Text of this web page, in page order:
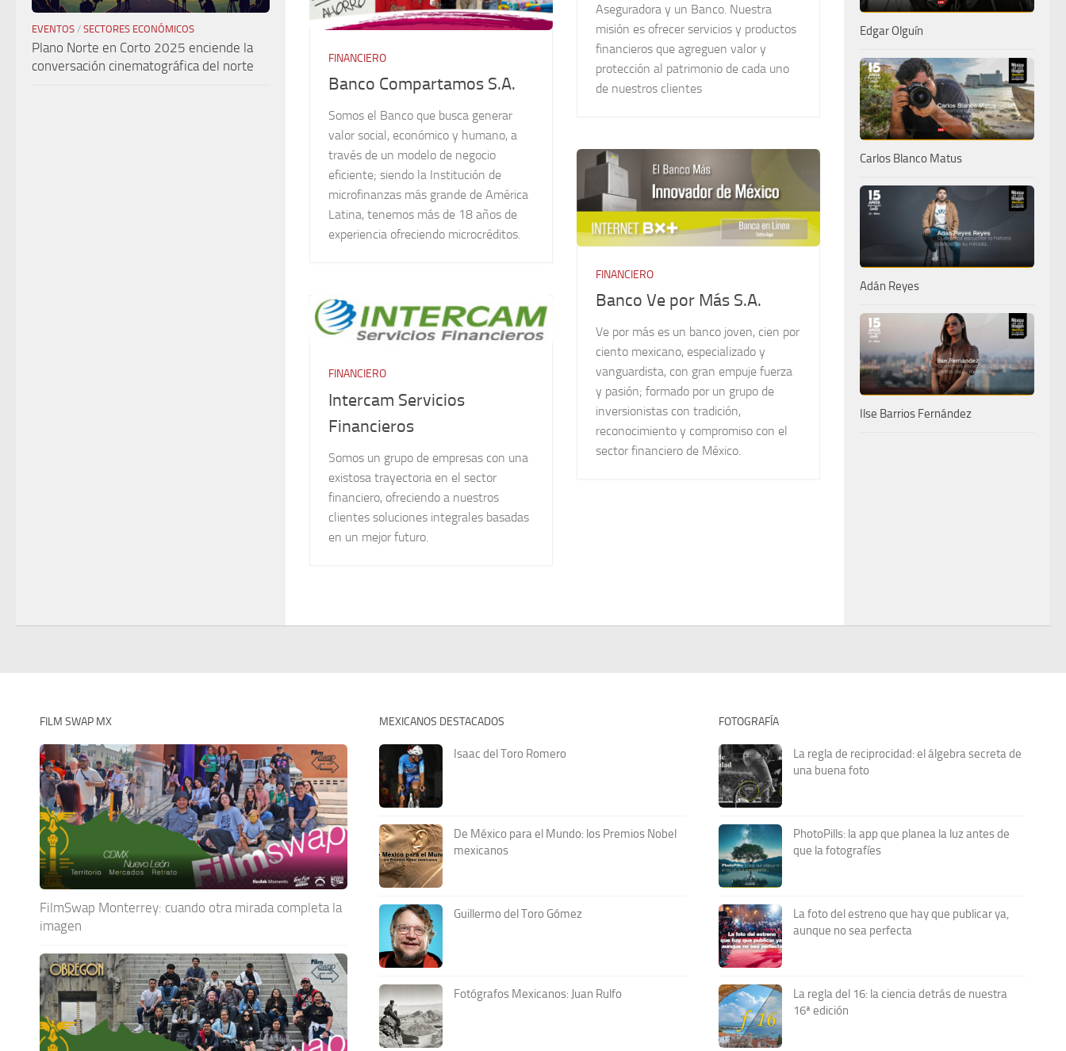
Aseguradora y un Banco. Nuestra
misión es ofrecer servicios y productos
financieros que agreguen valor y
protección al patrimonio de cada uno
de nuestros clientes
FINANCIERO
Banco Compartamos S.A.
Somos el Banco que busca generar
valor social, económico y humano, a
través de un modelo de negocio
eficiente; siendo la Institución de
microfinanzas más grande de América
Latina, tenemos más de 18 años de
experiencia ofreciendo microcréditos.
FINANCIERO
Banco Ve por Más S.A.
Ve por más es un banco joven, cien por
ciento mexicano, especializado y
vanguardista, con gran empuje fuerza
y pasión; formado por un grupo de
inversionistas con tradición,
reconocimiento y compromiso con el
sector financiero de México.
FINANCIERO
Intercam Servicios
Financieros
Somos un grupo de empresas con una
existosa trayectoria en el sector
financiero, ofreciendo a nuestros
clientes soluciones integrales basadas
en un mejor futuro.
EVENTOS / SECTORES ECONÓMICOS
Plano Norte en Corto 2025 enciende la
conversación cinematográfica del norte
Edgar Olguín
Carlos Blanco Matus
Adán Reyes
Ilse Barrios Fernández
FILM SWAP MX
FilmSwap Monterrey: cuando otra mirada completa la
imagen
MEXICANOS DESTACADOS
Isaac del Toro Romero
De México para el Mundo: los Premios Nobel
mexicanos
Guillermo del Toro Gómez
Fotógrafos Mexicanos: Juan Rulfo
FOTOGRAFÍA
La regla de reciprocidad: el álgebra secreta de
una buena foto
PhotoPills: la app que planea la luz antes de
que la fotografíes
La foto del estreno que hay que publicar ya,
aunque no sea perfecta
La regla del 16: la ciencia detrás de nuestra
16ª edición